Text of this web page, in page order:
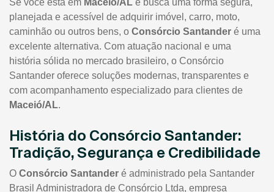
Se você está em Maceió/AL e busca uma forma segura,
planejada e acessível de adquirir imóvel, carro, moto,
caminhão ou outros bens, o Consórcio Santander é uma
excelente alternativa. Com atuação nacional e uma
história sólida no mercado brasileiro, o Consórcio
Santander oferece soluções modernas, transparentes e
com acompanhamento especializado para clientes de
Maceió/AL.
História do Consórcio Santander:
Tradição, Segurança e Credibilidade
O Consórcio Santander é administrado pela Santander
Brasil Administradora de Consórcio Ltda, empresa